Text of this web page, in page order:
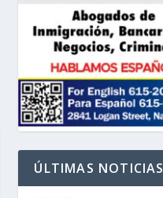
ÚLTIMAS NOTICIAS